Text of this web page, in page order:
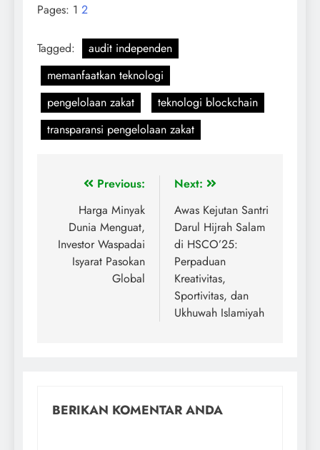
Pages: 1 2
Tagged:
audit independen
memanfaatkan teknologi
pengelolaan zakat
teknologi blockchain
transparansi pengelolaan zakat
Previous:
Harga Minyak
Dunia Menguat,
Investor Waspadai
Isyarat Pasokan
Global
Next:
Awas Kejutan Santri
Darul Hijrah Salam
di HSCO’25:
Perpaduan
Kreativitas,
Sportivitas, dan
Ukhuwah Islamiyah
BERIKAN KOMENTAR ANDA